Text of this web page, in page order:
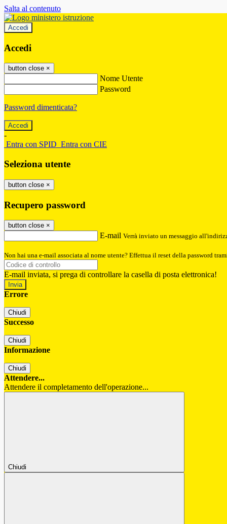
Salta al contenuto
Accedi
Accedi
button close ×
Nome Utente
Password
Password dimenticata?
-
Entra con SPID Entra con CIE
Seleziona utente
button close ×
Recupero password
button close ×
E-mail Verrà inviato un messaggio
Non hai una e-mail associata al nome utente? Effettua il reset della password
E-mail inviata, si prega di controllare la casella di posta elettronica!
Errore
Chiudi
Successo
Chiudi
Informazione
Chiudi
Attendere...
Attendere il completamento dell'operazione...
Chiudi